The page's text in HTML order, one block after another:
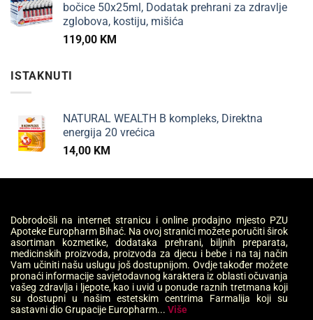
bočice 50x25ml, Dodatak prehrani za zdravlje
zglobova, kostiju, mišića
119,00 KM
ISTAKNUTI
NATURAL WEALTH B kompleks, Direktna
energija 20 vrećica
14,00 KM
Dobrodošli na internet stranicu i online prodajno mjesto PZU
Apoteke Europharm Bihać. Na ovoj stranici možete poručiti širok
asortiman kozmetike, dodataka prehrani, biljnih preparata,
medicinskih proizvoda, proizvoda za djecu i bebe i na taj način
Vam učiniti našu uslugu još dostupnijom. Ovdje također možete
pronaći informacije savjetodavnog karaktera iz oblasti očuvanja
vašeg zdravlja i ljepote, kao i uvid u ponude raznih tretmana koji
su dostupni u našim estetskim centrima Farmalija koji su
sastavni dio Grupacije Europharm... Više